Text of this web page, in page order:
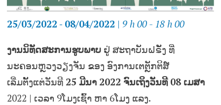
25/03/2022 - 08/04/2022 | 9 h 00 - 18 h 00
ງານນິທັດສະການຮູບພາບຢູູ່ ສະຖາບັນຝຣັັ່ງ ທີ່
ນະຄອນຫຼວງວຽງຈັນ ຂອງ ອົງການເຕຕຼັກຕິສ໌
ເລີ່ມຕັັ້ງແຕ່ວັນທີ 25 ມີນາ 2022 ຈົນເຖິງວັນທີ 08 ເມສາ
2022 | ເວລາ 9ໂມງເຊົ້າ ຫາ 6ໂມງ ແລງ.